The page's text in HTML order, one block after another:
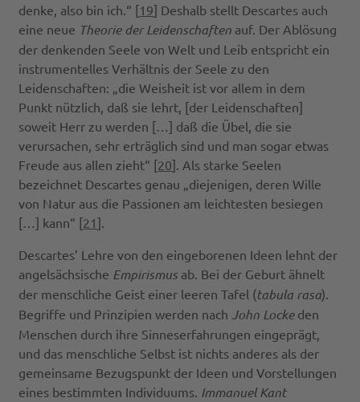
denke, also bin ich.“ [19] Deshalb stellt Descartes auch
eine neue Theorie der Leidenschaften auf. Der Ablösung
der denkenden Seele von Welt und Leib entspricht ein
instrumentelles Verhältnis der Seele zu den
Leidenschaften: „die Weisheit ist vor allem in dem
Punkt nützlich, daß sie lehrt, [der Leidenschaften]
soweit Herr zu werden […] daß die Übel, die sie
verursachen, sehr erträglich sind und man sogar etwas
Freude aus allen zieht“ [20]. Als starke Seelen
bezeichnet Descartes genau „diejenigen, deren Wille
von Natur aus die Passionen am leichtesten besiegen
[…] kann“ [21].
Descartes’ Lehre von den eingeborenen Ideen lehnt der
angelsächsische Empirismus ab. Bei der Geburt ähnelt
der menschliche Geist einer leeren Tafel (tabula rasa).
Begriffe und Prinzipien werden nach John Lockeden
Menschen durch ihre Sinneserfahrungen eingeprägt,
und das menschliche Selbst ist nichts anderes als der
gemeinsame Bezugspunkt der Ideen und Vorstellungen
eines bestimmten Individuums. Immanuel Kant